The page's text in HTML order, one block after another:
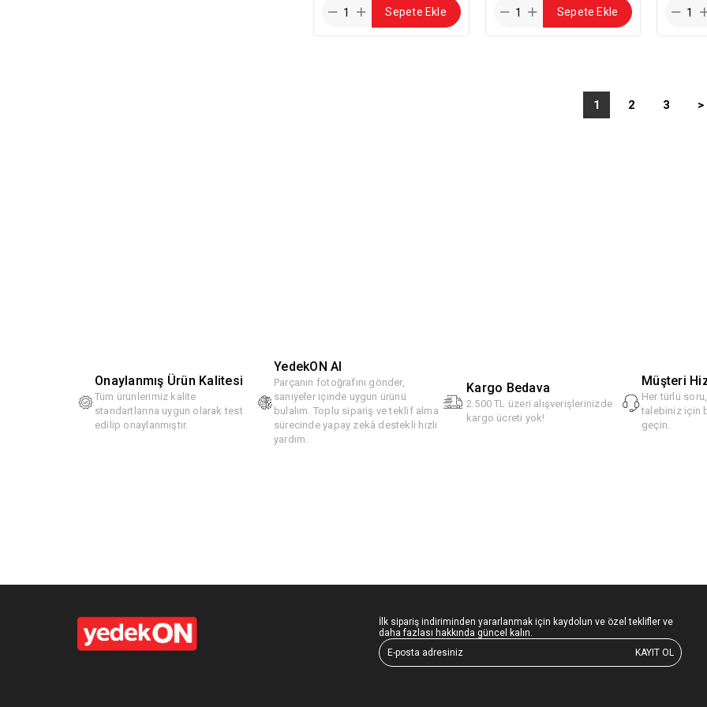
Sepete Ekle Sepete Ekle
1 2 3 >
Onaylanmış Ürün Kalitesi
Tüm ürünlerimiz kalite
standartlarına uygun olarak test
edilip onaylanmıştır.
YedekON AI
Parçanın fotoğrafını gönder,
saniyeler içinde uygun ürünü
bulalım. Toplu sipariş ve teklif alma
sürecinde yapay zekâ destekli hızlı
yardım.
Kargo Bedava
2.500 TL üzeri alışverişlerinizde
kargo ücreti yok!
Müşteri
Her türlü
talebiniz için
geçin.
İlk sipariş indiriminden yararlanmak için kaydolun ve özel teklifler ve
daha fazlası hakkında güncel kalın.
KAYIT OL